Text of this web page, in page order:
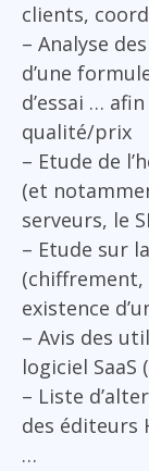
clients,
– Analyse
d’une
d’essai …
qualité/prix
– Etude de
(et
serveurs, le
– Etude sur
(chiffrement,
existence
– Avis des
logiciel SaaS
– Liste
des éditeurs
…